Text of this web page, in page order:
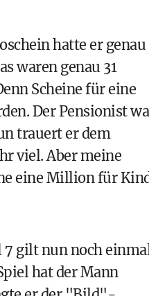
hatte er genau
waren genau 31
Scheine für eine
Der Pensionist
trauert er dem
viel. Aber meine
eine Million für
7 gilt nun noch
hat der Mann